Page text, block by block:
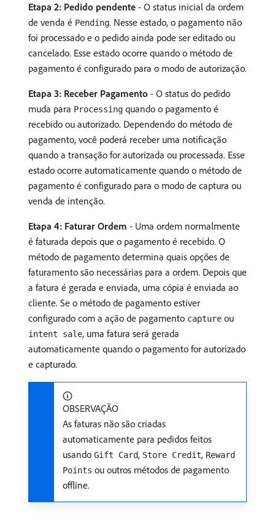
Etapa 2: Pedido pendente - O status inicial da ordem
de venda é Pending. Nesse estado, o pagamento não
foi processado e o pedido ainda pode ser editado ou
cancelado. Esse estado ocorre quando o método de
pagamento é configurado para o modo de autorização.
Etapa 3: Receber Pagamento - O status do pedido
muda para Processing quando o pagamento é
recebido ou autorizado. Dependendo do método de
pagamento, você poderá receber uma notificação
quando a transação for autorizada ou processada. Esse
estado ocorre automaticamente quando o método de
pagamento é configurado para o modo de captura ou
venda de intenção.
Etapa 4: Faturar Ordem - Uma ordem normalmente
é faturada depois que o pagamento é recebido. O
método de pagamento determina quais opções de
faturamento são necessárias para a ordem. Depois que
a fatura é gerada e enviada, uma cópia é enviada ao
cliente. Se o método de pagamento estiver
configurado com a ação de pagamento capture ou
intent sale, uma fatura será gerada
automaticamente quando o pagamento for autorizado
e capturado.
OBSERVAÇÃO
As faturas não são criadas
automaticamente para pedidos feitos
usando Gift Card, Store Credit, Reward
Points ou outros métodos de pagamento
offline.